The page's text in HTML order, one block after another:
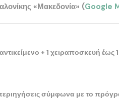
«Μακεδονία» (Google
+ 1 χειραποσκευή έως
σύμφωνα με το